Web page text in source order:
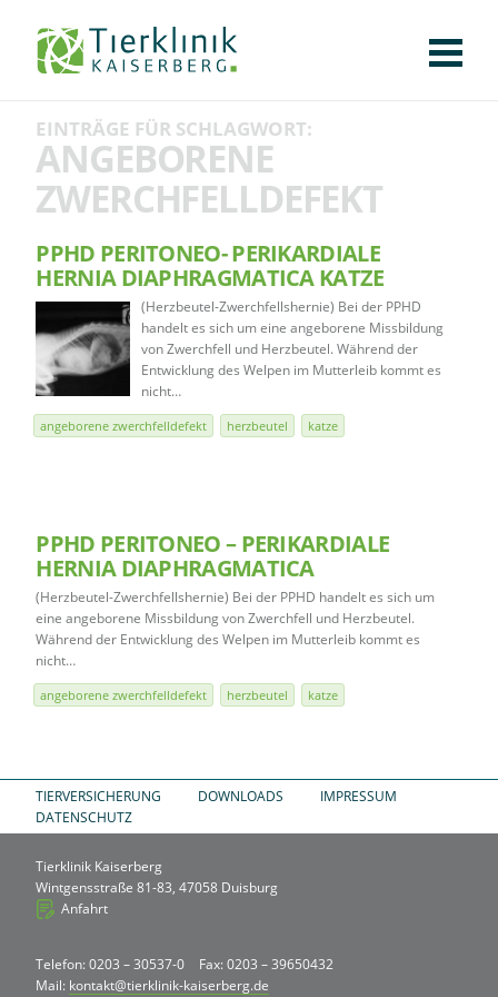
KLINIK
CHIRURGIE
AUGENHEILKUNDE
KARDIOLOGIE
BILDGEBUNG
INNERE MEDIZIN
WEITERE
AKTUELLES
KARRIERE
VERANSTALTUNGEN
PUBLIKATIONEN
DOWNLOADS
LEXIKON
KONTAKT
Tierklinik
Kaiserberg
EINTRÄGE FÜR SCHLAGWORT:
ANGEBORENE
ZWERCHFELLDEFEKT
PPHD PERITONEO- PERIKARDIALE
HERNIA DIAPHRAGMATICA KATZE
(Herzbeutel-Zwerchfellshernie) Bei der PPHD
handelt es sich um eine angeborene Missbildung
von Zwerchfell und Herzbeutel. Während der
Entwicklung des Welpen im Mutterleib kommt es
nicht…
angeborene zwerchfelldefekt herzbeutel katze
PPHD PERITONEO – PERIKARDIALE
HERNIA DIAPHRAGMATICA
(Herzbeutel-Zwerchfellshernie) Bei der PPHD handelt es sich um
eine angeborene Missbildung von Zwerchfell und Herzbeutel.
Während der Entwicklung des Welpen im Mutterleib kommt es
nicht…
angeborene zwerchfelldefekt herzbeutel katze
TIERVERSICHERUNG DOWNLOADS
IMPRESSUM
DATENSCHUTZ
Tierklinik Kaiserberg
Wintgensstraße 81-83, 47058 Duisburg
Anfahrt
Telefon: 0203 – 30537-0
Fax: 0203 – 39650432
Mail: kontakt@tierklinik-kaiserberg.de